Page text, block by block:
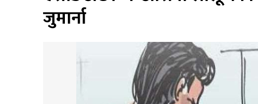
जुमार्ना